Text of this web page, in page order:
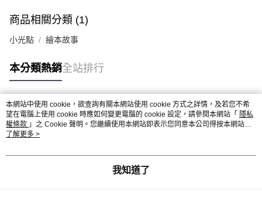
商品相關分類 (1)
小光點 繪本故事
本分類熱銷全站排行
熱門標籤
本網站中使用 cookie，欲查詢有關本網站使用 cookie 方式之詳情，及若您不希
望在電腦上使用 cookie 時應如何變更電腦的 cookie 設定，請參閱本網站「 隱私
權條款 」之 Cookie 聲明。您繼續使用本網站即表示您同意本公司得按本網站使
用條款之 Cookie 聲明使用 cookie。
了解更多 >
我知道了